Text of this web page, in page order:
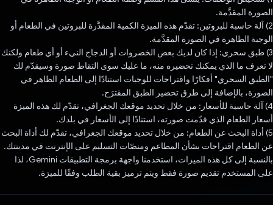
الصورة المقدَّمة.
2) آلة حاسبة للبروتين: تقدّم هذه الميزة الكمية المقدَّرة للبروتين في الطعام أو
الوجبة الظاهرة في الصورة المقدَّمة.
3) طبق سحري: إذا كان لديك بعض الخضروات أو الدجاج النيء أو أي طعام ولكنك
لا تعرف ما الذي يمكنك تحضيره منه، ما عليك سوى التقاط صورة وسيقدّم لك
"الطبق السحري" أفكارًا واقتراحات للوجبات استنادًا إلى الطعام الظاهر في
الصورة، بالإضافة إلى طرق تحضير الطبق المقترَح.
4) آلة حاسبة للأسعار: من خلال تحديد موقعك الجغرافي، تقدّم لك هذه الميزة
أسعار الطعام الذي قدّمت صورته، استنادًا إلى الأسعار في بلدك.
5) أداة البحث عن الطعام: من خلال تحديد موقعك الجغرافي، تقدّم لك أداة البحث
عن الطعام اقتراحات بشأن المطاعم ومنصّات التسليم على الإنترنت في مدينتك.
بالنسبة إلى كل هذه الميزات، استخدمنا واجهة برمجة التطبيقات Gemini، لذا
على المستخدم تقديم صورة فقط ويتم ترميز بقية الطلب وفقًا للميزة.